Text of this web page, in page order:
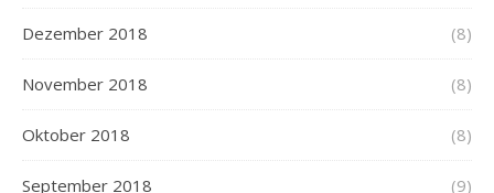
Dezember 2018 (8)
November 2018 (8)
Oktober 2018 (8)
September 2018 (9)